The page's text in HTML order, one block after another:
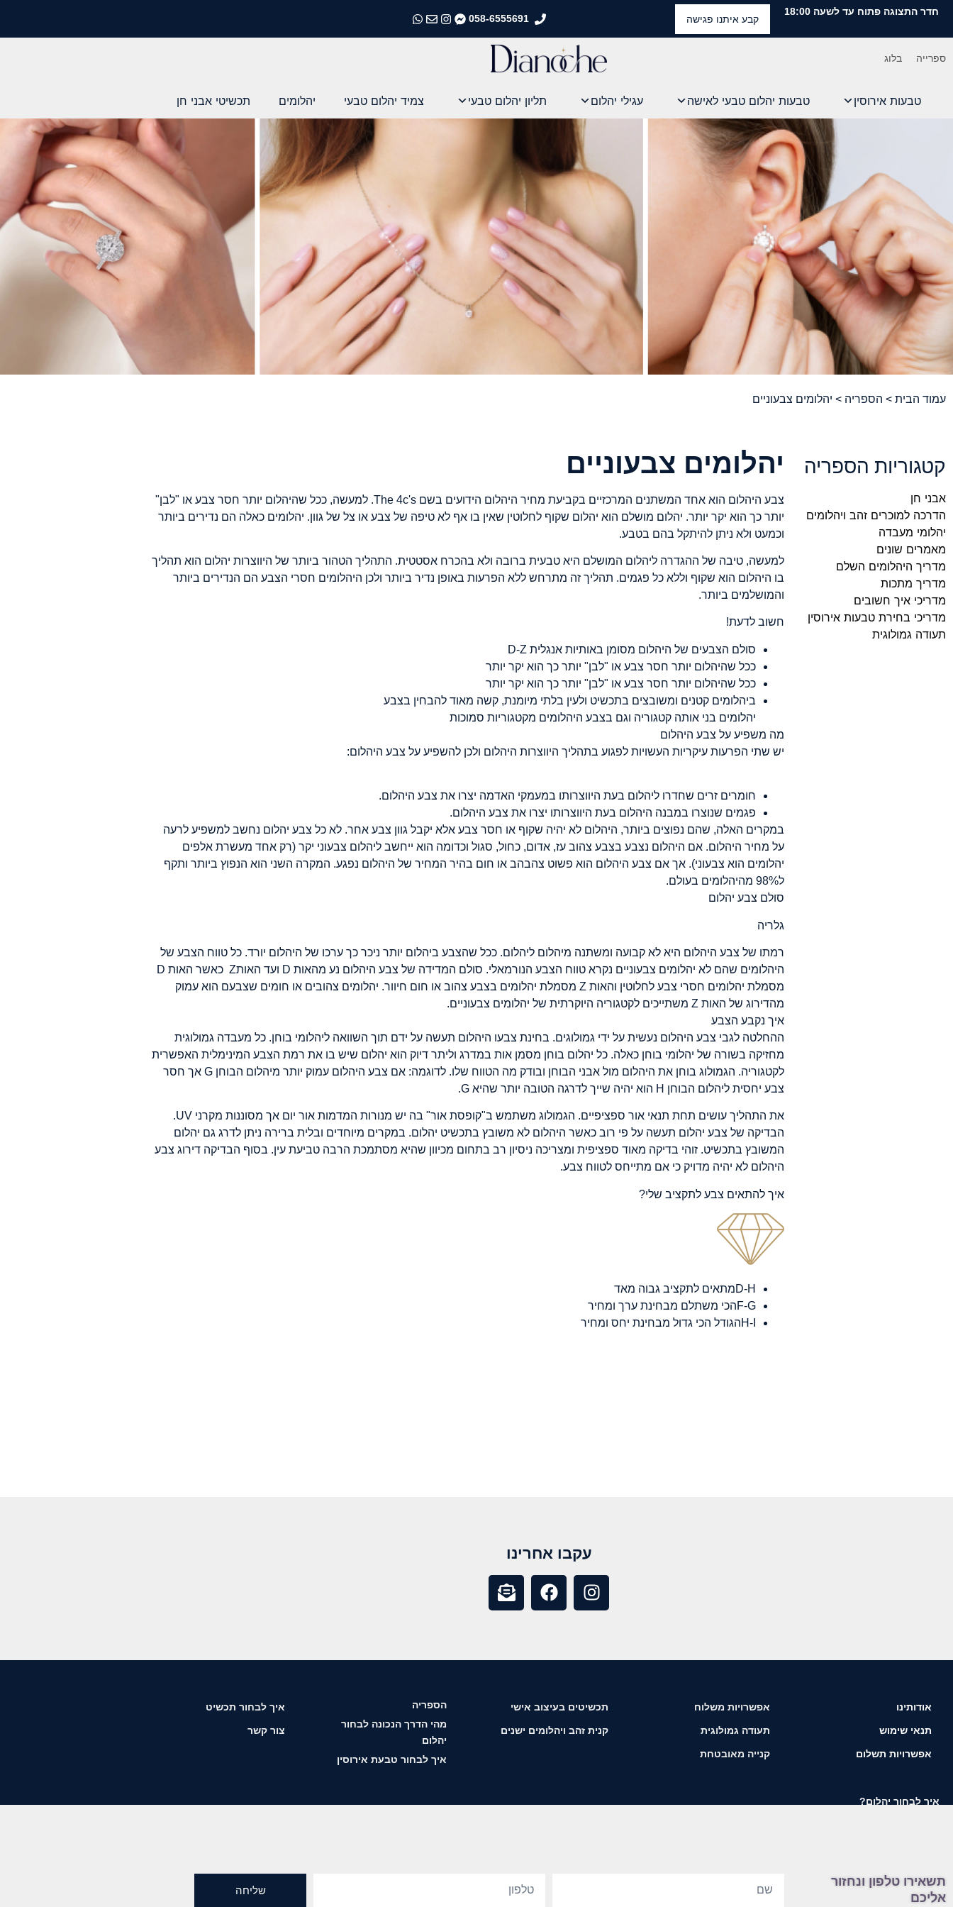
חדר התצוגה פתוח עד לשעה 18:00
קבע איתנו פגישה 058-6555691
התקשרו אלינו
התקשרו אלינו
התקשרו אלינו
התקשרו אלינו
ספרייה בלוג
טבעות אירוסין טבעות יהלום טבעי לאישה עגילי יהלום תליון יהלום טבעי צמיד יהלום טבעי יהלומים תכשיטי אבני חן
עמוד הבית > הספריה > יהלומים צבעוניים
קטגוריות הספריה
אבני חן
הדרכה למוכרים זהב ויהלומים
יהלומי מעבדה
מאמרים שונים
מדריך היהלומים השלם
מדריך מתכות
מדריכי איך חשובים
מדריכי בחירת טבעות אירוסין
תעודה גמולוגית
יהלומים צבעוניים
צבע היהלום הוא אחד המשתנים המרכזיים בקביעת מחיר היהלום הידועים בשם The 4c's. למעשה, ככל שהיהלום יותר חסר צבע או "לבן"
יותר כך הוא יקר יותר. יהלום מושלם הוא יהלום שקוף לחלוטין שאין בו אף לא טיפה של צבע או צל של גוון. יהלומים כאלה הם נדירים ביותר
וכמעט ולא ניתן להיתקל בהם בטבע.
למעשה, טיבה של ההגדרה ליהלום המושלם היא טבעית ברובה ולא בהכרח אסטטית. התהליך הטהור ביותר של היווצרות יהלום הוא תהליך
בו היהלום הוא שקוף וללא כל פגמים. תהליך זה מתרחש ללא הפרעות באופן נדיר ביותר ולכן היהלומים חסרי הצבע הם הנדירים ביותר
והמושלמים ביותר.
חשוב לדעת!
סולם הצבעים של היהלום מסומן באותיות אנגלית D-Z
ככל שהיהלום יותר חסר צבע או "לבן" יותר כך הוא יקר יותר
ככל שהיהלום יותר חסר צבע או "לבן" יותר כך הוא יקר יותר
ביהלומים קטנים ומשובצים בתכשיט ולעין בלתי מיומנת, קשה מאוד להבחין בצבע
יהלומים בני אותה קטגוריה וגם בצבע היהלומים מקטגוריות סמוכות
מה משפיע על צבע היהלום
יש שתי הפרעות עיקריות העשויות לפגוע בתהליך היווצרות היהלום ולכן להשפיע על צבע היהלום:
חומרים זרים שחדרו ליהלום בעת היווצרותו במעמקי האדמה יצרו את צבע היהלום.
פגמים שנוצרו במבנה היהלום בעת היווצרותו יצרו את צבע היהלום.
במקרים האלה, שהם נפוצים ביותר, היהלום לא יהיה שקוף או חסר צבע אלא יקבל גוון צבע אחר. לא כל צבע יהלום נחשב למשפיע לרעה
על מחיר היהלום. אם היהלום נצבע בצבע צהוב עז, אדום, כחול, סגול וכדומה הוא ייחשב ליהלום צבעוני יקר (רק אחד מעשרת אלפים
יהלומים הוא צבעוני). אך אם צבע היהלום הוא פשוט צהבהב או חום בהיר המחיר של היהלום נפגע. המקרה השני הוא הנפוץ ביותר ותקף
ל98% מהיהלומים בעולם.
סולם צבע יהלום
גלריה
רמתו של צבע היהלום היא לא קבועה ומשתנה מיהלום ליהלום. ככל שהצבע ביהלום יותר ניכר כך ערכו של היהלום יורד. כל טווח הצבע של
היהלומים שהם לא יהלומים צבעוניים נקרא טווח הצבע הנורמאלי. סולם המדידה של צבע היהלום נע מהאות D ועד האותZ כאשר האות D
מסמלת יהלומים חסרי צבע לחלוטין והאות Z מסמלת יהלומים בצבע צהוב או חום חיוור. יהלומים צהובים או חומים שצבעם הוא עמוק
מהדירוג של האות Z משתייכים לקטגוריה היוקרתית של יהלומים צבעוניים.
איך נקבע הצבע
ההחלטה לגבי צבע היהלום נעשית על ידי גמולוגים. בחינת צבעו היהלום תעשה על ידם תוך השוואה ליהלומי בוחן. כל מעבדה גמולוגית
מחזיקה בשורה של יהלומי בוחן כאלה. כל יהלום בוחן מסמן אות במדרג וליתר דיוק הוא יהלום שיש בו את רמת הצבע המינימלית האפשרית
לקטגוריה. הגמולוג בוחן את היהלום מול אבני הבוחן ובודק מה הטווח שלו. לדוגמה: אם צבע היהלום עמוק יותר מיהלום הבוחן G אך חסר
צבע יחסית ליהלום הבוחן H הוא יהיה שייך לדרגה הטובה יותר שהיא G.
את התהליך עושים תחת תנאי אור ספציפיים. הגמולוג משתמש ב"קופסת אור" בה יש מנורות המדמות אור יום אך מסוננות מקרני UV.
הבדיקה של צבע יהלום תעשה על פי רוב כאשר היהלום לא משובץ בתכשיט יהלום. במקרים מיוחדים ובלית ברירה ניתן לדרג גם יהלום
המשובץ בתכשיט. זוהי בדיקה מאוד ספציפית ומצריכה ניסיון רב בתחום מכיוון שהיא מסתמכת הרבה טביעת עין. בסוף הבדיקה דירוג צבע
היהלום לא יהיה מדויק כי אם מתייחס לטווח צבע.
איך להתאים צבע לתקציב שלי?
D-Hמתאים לתקציב גבוה מאד
F-Gהכי משתלם מבחינת ערך ומחיר
H-Iהגודל הכי גדול מבחינת יחס ומחיר
עקבו אחרינו
אודותינו
תנאי שימוש
אפשרויות תשלום
אפשרויות משלוח
תעודה גמולוגית
קנייה מאובטחת
תכשיטים בעיצוב אישי
קנית זהב ויהלומים ישנים
הספריה
מהי הדרך הנכונה לבחור
יהלום
איך לבחור טבעת אירוסין
איך לבחור תכשיט
צור קשר
איך לבחור יהלום?
תשאירו טלפון ונחזור
אליכם
שליחה